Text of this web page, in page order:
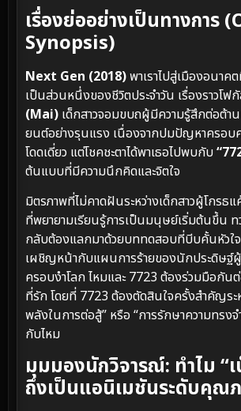
เรื่องย่ออย่างเป็นทางการ
Synopsis)
Next Gen (2018)พาเราไปสู่เมืองอนา
เป็นส่วนหนึ่งของชีวิตประจำวัน เรื่องราวโฟ
(Mai) เด็กสาวจอมขบถผู้มีความรู้สึกต่อต้า
ยนต์อย่างรุนแรง เนื่องจากปมปัญหาครอบ
โดดเดี่ยว แต่โชคชะตาได้พาเธอไปพบกับ
ต้นแบบที่มีความนึกคิดและจิตใจ
มิตรภาพที่ไม่คาดฝันระหว่างเด็กสาวผู้โกรธ
ที่พยายามเรียนรู้การเป็นมนุษย์เริ่มต้นขึ้น
กลับต้องแลกมาด้วยบททดสอบที่บีบคั้นหัวใจ
เผชิญหน้ากับแผนการร้ายของนักประดิษฐ์
ครอบงำโลก ไหมและ 7723 ต้องร่วมมือกั
ที่รัก โดยที่ 7723 ต้องตัดสินใจครั้งสำคัญระ
พลังในการต่อสู้” หรือ “การรักษาความทรง
กับไหม
มุมมองนักวิจารณ์: ทำไม “
ถึงเป็นแอนิเมชันระดับคุณ